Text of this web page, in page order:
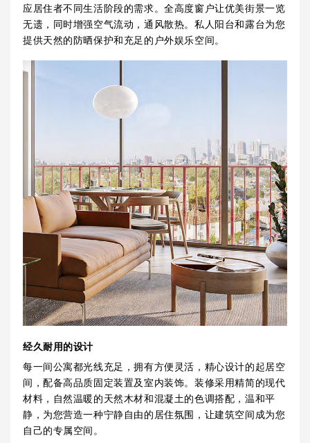
应居住者不同生活阶段的需求。全高度窗户让优美街景一览
无遗，同时增强空气流动，通风散热。私人阳台和露台为您
提供天然的防晒保护和充足的户外娱乐空间。
经久耐用的设计
每一间公寓都光线充足，拥有方便灵活，精心设计的起居空
间，配备高品质固定装置及室内装饰。装修采用精简的现代
材料，自然温暖的天然木材和混凝土的色调搭配，温和平
静，为您营造一种宁静自由的居住氛围，让建筑空间成为您
自己的专属空间。